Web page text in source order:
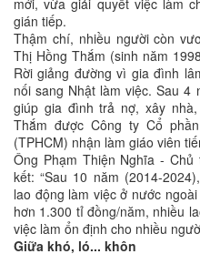
gián tiếp.
Thậm chí, nhiều người còn
Thị Hồng Thắm (sinh năm
Rời giảng đường vì gia đình
nối sang Nhật làm việc. Sau 4
giúp gia đình trả nợ, xây
Thắm được Công ty Cổ
(TPHCM) nhận làm giáo viên
Ông Phạm Thiện Nghĩa -
kết: “Sau 10 năm (2014-
lao động làm việc ở nước
hơn 1.300 tỉ đồng/năm, nhiều
việc làm ổn định cho nhiều
Giữa khó, ló... khôn